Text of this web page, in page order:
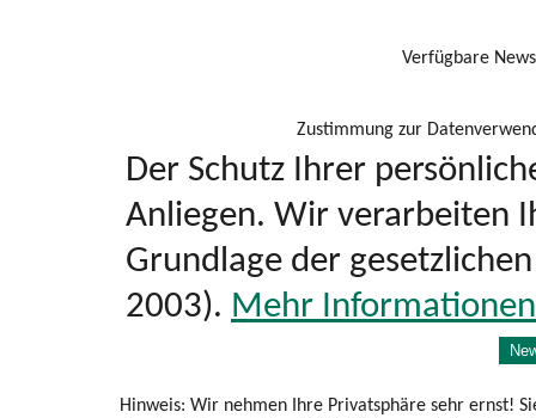
Verfügbare
Zustimmung zur
Der Schutz Ihrer
Anliegen. Wir verarbeiten
Grundlage der
2003). Mehr
Hinweis: Wir nehmen Ihre Privatsphäre sehr ernst!